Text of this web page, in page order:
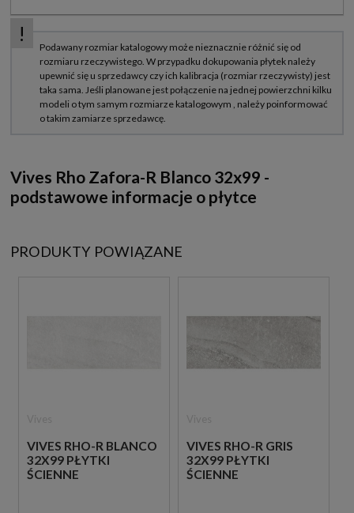
Vives Rho Zafora-R Blanco 32x99 -
podstawowe informacje o płytce
PRODUKTY POWIĄZANE
VIVES RHO-R BLANCO
32X99 PŁYTKI
ŚCIENNE
VIVES RHO-R GRIS
32X99 PŁYTKI
ŚCIENNE